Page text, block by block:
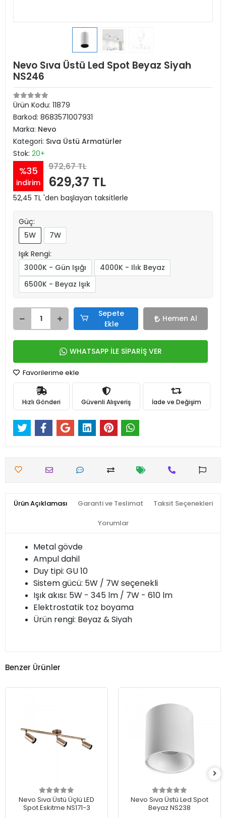
Nevo Sıva Üstü Led Spot Beyaz Siyah
NS246
Ürün Kodu: 11879
Barkod: 8683571007931
Marka: Nevo
Kategori: Sıva Üstü Armatürler
Stok: 20+
%35
indirim
972,67 TL
629,37 TL
52,45 TL 'den başlayan taksitlerle
Güç:
5W
7W
Işık Rengi:
3000K - Gün Işığı
4000K - Ilık Beyaz
6500K - Beyaz Işık
Sepete
Ekle
Hemen Al
WHATSAPP İLE SİPARİŞ VER
Favorilerime ekle
Hızlı Gönderi Güvenli Alışveriş İade ve Değişim
Ürün Açıklaması Garanti ve Teslimat Taksit Seçenekleri
Yorumlar
Metal gövde
Ampul dahil
Duy tipi: GU 10
Sistem gücü: 5W / 7W seçenekli
Işık akısı: 5W - 345 lm / 7W - 610 lm
Elektrostatik toz boyama
Ürün rengi: Beyaz & Siyah
Benzer Ürünler
Nevo Sıva Üstü Üçlü LED
Spot Eskitme NS171-3
Nevo Sıva Üstü Led Spot
Beyaz NS238